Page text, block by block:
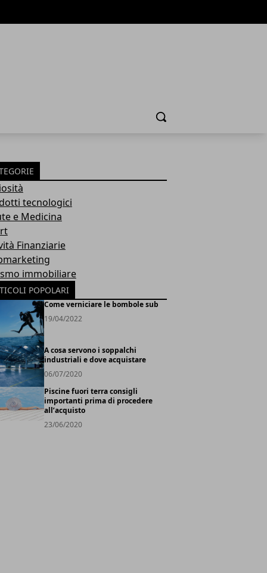
Cerca
tecnologici
e Medicina
Finanziarie
immobiliare
POPOLARI
Come verniciare le bombole sub
19/04/2022
A cosa servono i soppalchi
industriali e dove acquistare
06/07/2020
Piscine fuori terra consigli
importanti prima di procedere
all’acquisto
23/06/2020